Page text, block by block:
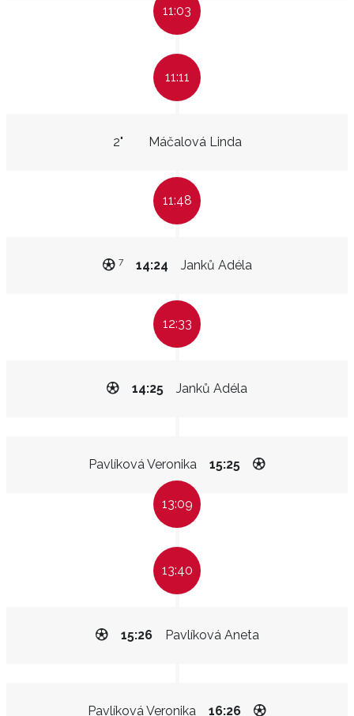
11:03
11:11
Máčalová Linda
2"
11:48
Janků Adéla
14:24
7
12:33
Janků Adéla
14:25
Pavlíková Veronika 15:25
13:09
13:40
Pavlíková Aneta
15:26
Pavlíková Veronika 16:26